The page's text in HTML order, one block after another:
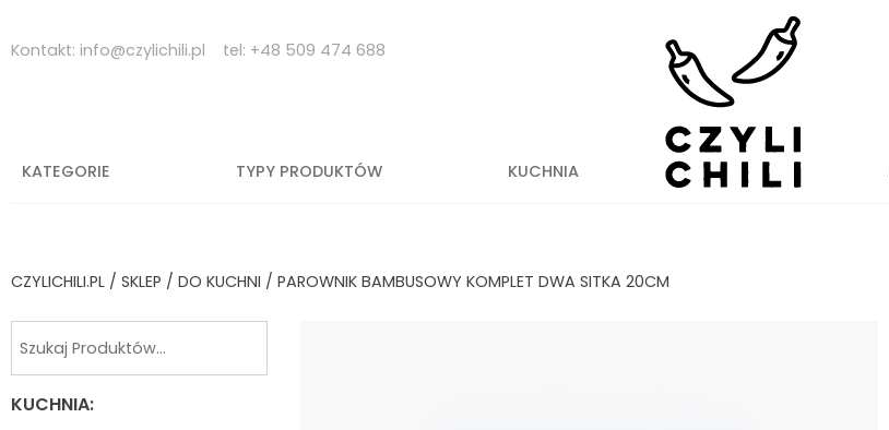
content
Kontakt: info@czylichili.pl tel: +48 509 474 688
KATEGORIE TYPY PRODUKTÓW KUCHNIA
CZYLICHILI.PL / SKLEP / DO KUCHNI / PAROWNIK BAMBUSOWY KOMPLET DWA SITKA 20CM
KUCHNIA: